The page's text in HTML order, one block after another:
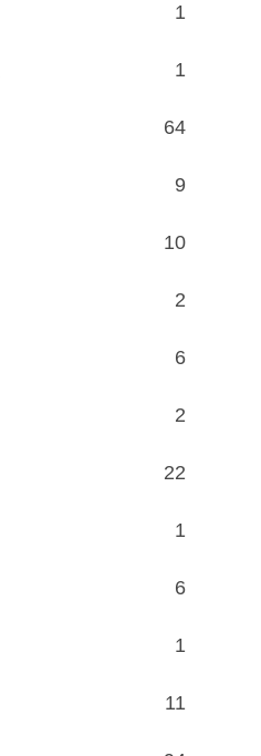
1
1
64
9
10
2
6
2
22
1
6
1
11